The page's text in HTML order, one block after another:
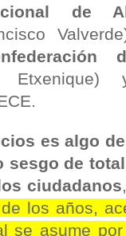
de
es algo
sesgo de
ciudadanos
los años,
se asume